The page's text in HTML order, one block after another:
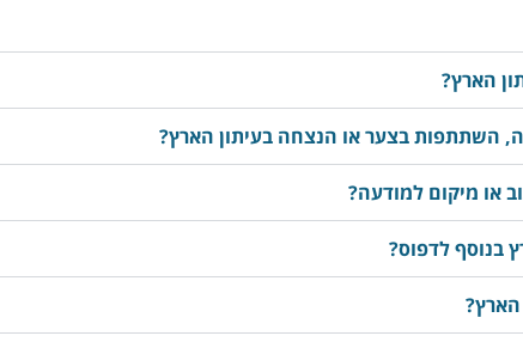
הארץ?
השתתפות בצער או הנצחה בעיתון הארץ?
או מיקום למודעה?
בנוסף לדפוס?
הארץ?